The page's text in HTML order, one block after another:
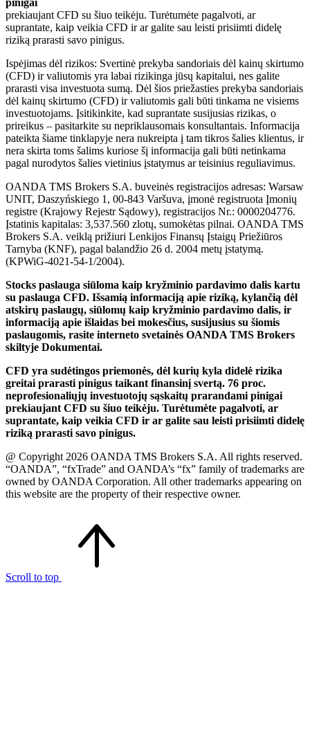
prekiaujant CFD su šiuo teikėju. Turėtumėte pagalvoti, ar
suprantate, kaip veikia CFD ir ar galite sau leisti prisiimti didelę
riziką prarasti savo pinigus.
Ispėjimas dėl rizikos: Svertinė prekyba sandoriais dėl kainų skirtumo
(CFD) ir valiutomis yra labai rizikinga jūsų kapitalui, nes galite
prarasti visa investuota sumą. Dėl šios priežasties prekyba sandoriais
dėl kainų skirtumo (CFD) ir valiutomis gali būti tinkama ne visiems
investuotojams. Įsitikinkite, kad suprantate susijusias rizikas, o
prireikus – pasitarkite su nepriklausomais konsultantais. Informacija
pateikta šiame tinklapyje nera nukreipta į tam tikros šalies klientus, ir
nera skirta toms šalims kuriose šį informacija gali būti netinkama
pagal nurodytos šalies vietinius įstatymus ar teisinius reguliavimus.
OANDA TMS Brokers S.A. buveinės registracijos adresas: Warsaw
UNIT, Daszyńskiego 1, 00-843 Varšuva, įmonė registruota Įmonių
registre (Krajowy Rejestr Sądowy), registracijos Nr.: 0000204776.
Įstatinis kapitalas: 3,537.560 zlotų, sumokėtas pilnai. OANDA TMS
Brokers S.A. veiklą prižiuri Lenkijos Finansų Įstaigų Priežiūros
Tarnyba (KNF), pagal balandžio 26 d. 2004 metų įstatymą.
(KPWiG-4021-54-1/2004).
Stocks paslauga siūloma kaip kryžminio pardavimo dalis kartu
su paslauga CFD. Išsamią informaciją apie riziką, kylančią dėl
atskirų paslaugų, siūlomų kaip kryžminio pardavimo dalis, ir
informaciją apie išlaidas bei mokesčius, susijusius su šiomis
paslaugomis, rasite interneto svetainės OANDA TMS Brokers
skiltyje Dokumentai.
CFD yra sudėtingos priemonės, dėl kurių kyla didelė rizika
greitai prarasti pinigus taikant finansinį svertą. 76 proc.
neprofesionaliųjų investuotojų sąskaitų prarandami pinigai
prekiaujant CFD su šiuo teikėju. Turėtumėte pagalvoti, ar
suprantate, kaip veikia CFD ir ar galite sau leisti prisiimti didelę
riziką prarasti savo pinigus.
@ Copyright 2026 OANDA TMS Brokers S.A. All rights reserved.
“OANDA”, “fxTrade” and OANDA’s “fx” family of trademarks are
owned by OANDA Corporation. All other trademarks appearing on
this website are the property of their respective owner.
Scroll to top